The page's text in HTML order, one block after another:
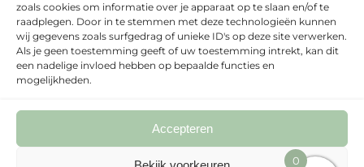
zoals cookies om informatie over je apparaat op te slaan en/of te
raadplegen. Door in te stemmen met deze technologieën kunnen
wij gegevens zoals surfgedrag of unieke ID's op deze site verwerken.
Als je geen toestemming geeft of uw toestemming intrekt, kan dit
een nadelige invloed hebben op bepaalde functies en
mogelijkheden.
Accepteren
Zondag
Gesloten
0